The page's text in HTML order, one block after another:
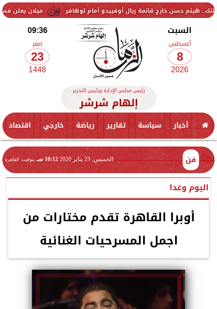
ميلان يعلن فسخ عقد خارج قائمة ريال أوفييدو أمام لوهافر
السبت
أغسطس
8
2026
09:36
صفر
23
1448
رئيس مجلس الإدارة ورئيس التحرير
إلهام شرشر
أخبار سياسة تقارير رياضة خارجي اقتصاد
فن الخميس، 23 يناير 2020 10:12 صـ بتوقيت القاهرة
اليوم وغدا
أوبرا القاهرة تقدم مختارات من
اجمل المسرحيات الغنائية